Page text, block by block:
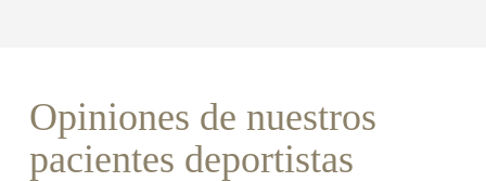
Opiniones de nuestros
pacientes deportistas